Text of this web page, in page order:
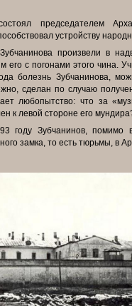
председателем
устройству
произвели в
его с погонами этого чина.
болезнь Зубчанинова,
сделан по случаю
любопытство: что за
к левой стороне его
году Зубчанинов, помимо
замка, то есть тюрьмы, в